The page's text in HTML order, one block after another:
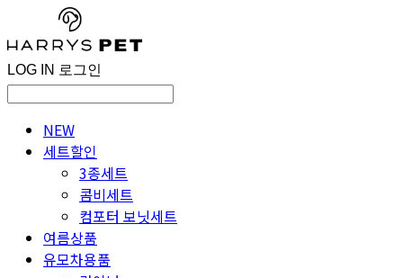
LOG IN 로그인
NEW
세트할인
3종세트
콤비세트
컴포터 보닛세트
여름상품
유모차용품